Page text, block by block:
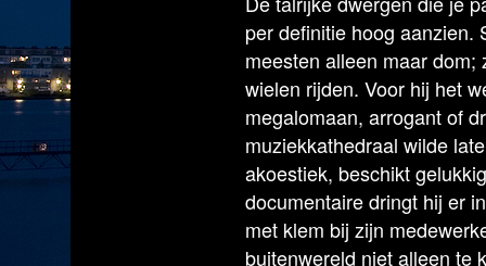
per definitie hoog aanzien.
meesten alleen maar
wielen rijden. Voor hij het
megalomaan, arrogant of
muziekkathedraal wilde
akoestiek, beschikt
documentaire dringt hij er
met klem bij zijn
buitenwereld niet alleen te